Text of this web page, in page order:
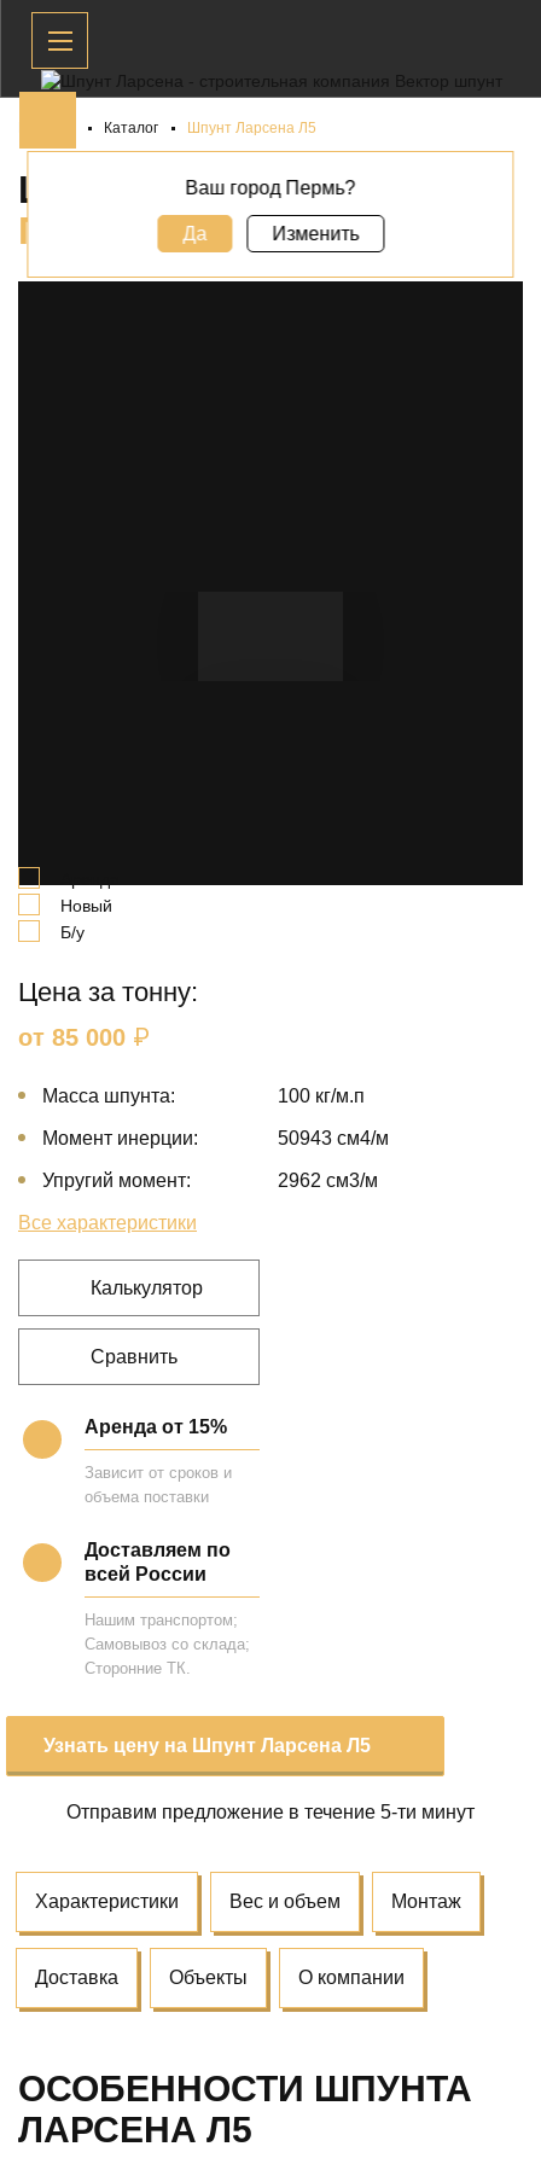
Каталог Шпунт Ларсена Л5
ШПУНТ ЛАРСЕНА Л5 В
ПЕРМИ
Новый
Б/у
Цена за тонну:
от 85 000 ₽
Масса шпунта: 100 кг/м.п
Момент инерции: 50943 cм4/м
Упругий момент: 2962 cм3/м
Все характеристики
Калькулятор
Сравнить
Аренда от 15%
Зависит от сроков и
объема поставки
Доставляем по
всей России
Нашим транспортом;
Самовывоз со склада;
Сторонние ТК.
Узнать цену на Шпунт Ларсена Л5
Отправим предложение в течение 5-ти минут
Характеристики Вес и объем Монтаж
Доставка Объекты О компании
ОСОБЕННОСТИ ШПУНТА
ЛАРСЕНА Л5
Ваш город Пермь?
Да Изменить